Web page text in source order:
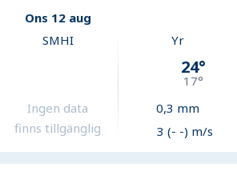
Ons 12 aug
SMHI
Ingen data
finns tillgänglig
Yr
24°
17°
0,3 mm
3 (- -) m/s